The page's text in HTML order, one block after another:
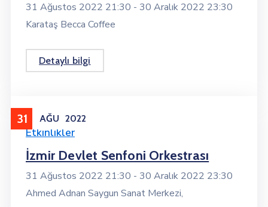
31 Ağustos 2022 21:30 - 30 Aralık 2022 23:30
Karataş Becca Coffee
Detaylı bilgi
31 AĞU 2022
Etkinlikler
İzmir Devlet Senfoni Orkestrası
31 Ağustos 2022 21:30 - 30 Aralık 2022 23:30
Ahmed Adnan Saygun Sanat Merkezi,